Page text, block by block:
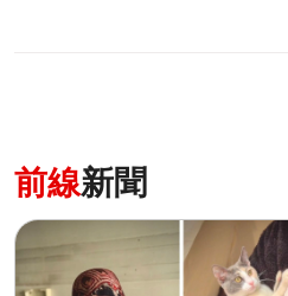
前線新聞